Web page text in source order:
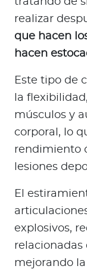
realizar
que hacen
hacen
Este tipo de
la
músculos y
corporal, lo
rendimiento
lesiones
El
explosivos,
relacionadas
mejorando